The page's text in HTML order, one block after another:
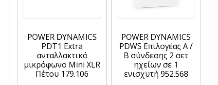
POWER DYNAMICS
PDT1 Extra
ανταλλακτικό
μικρόφωνο Mini XLR
Πέτου 179.106
POWER DYNAMICS
PDWS Επιλογέας A /
B σύνδεσης 2 σετ
ηχείων σε 1
ενισχυτή 952.568